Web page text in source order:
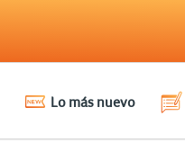
Lo más nuevo